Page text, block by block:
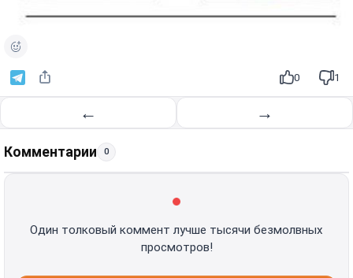
0 1
← →
Комментарии 0
Один толковый коммент лучше тысячи безмолвных
просмотров!